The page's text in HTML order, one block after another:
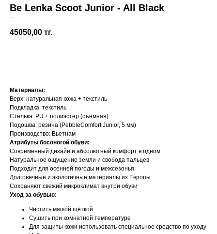
Be Lenka Scoot Junior - All Black
45050,00 тг.
Материалы:
Верх: натуральная кожа + текстиль
Подкладка: текстиль
Стелька: PU + полиэстер (съёмная)
Подошва: резина (PebbleComfort Junior, 5 мм)
Производство: Вьетнам
Атрибуты босоногой обуви:
Современный дизайн и абсолютный комфорт в одном
Натуральное ощущение земли и свобода пальцев
Подходит для осенней погоды и межсезонья
Долговечные и экологичные материалы из Европы
Сохраняют свежий микроклимат внутри обуви
Уход за обувью:
Чистить мягкой щёткой
Сушить при комнатной температуре
Для защиты кожи использовать специальное средство по уходу